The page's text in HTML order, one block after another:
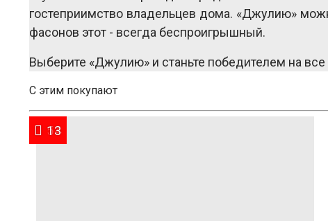
гостеприимство владельцев дома. «Джулию»
фасонов этот - всегда беспроигрышный.
Выберите «Джулию» и станьте победителем на
С этим покупают
91
54
13